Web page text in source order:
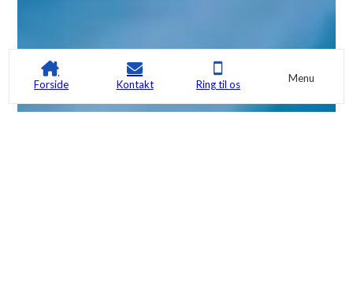
Forside Kontakt Ring til os
Menu